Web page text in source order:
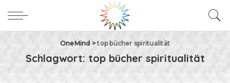
OneMind >top bücher spiritualität
Schlagwort: top bücher spiritualität